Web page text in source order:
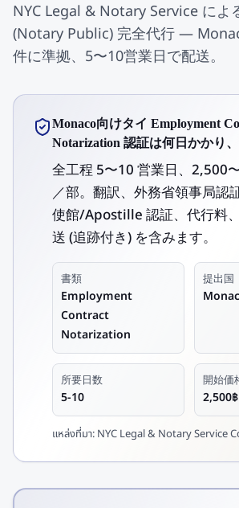
NYC Legal & Notary Service によ
(Notary Public) 完全代行 —
件に準拠、5〜10営業日で配送。
Monaco向けタイ Employment
Notarization 認証は何日かかり
全工程 5〜10 営業日、2,500
／部。翻訳、外務省領事局認
使館/Apostille 認証、代行料
送 (追跡付き) を含みます。
書類
Employment
Contract
Notarization
提出国
所要日数
5-10
開始価
2,500฿
แหล่งที่มา: NYC Legal & Notary Service